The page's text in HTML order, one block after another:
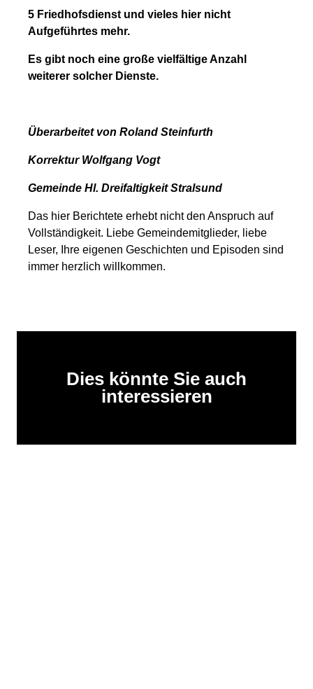
5 Friedhofsdienst und vieles hier nicht
Aufgeführtes mehr.
Es gibt noch eine große vielfältige Anzahl
weiterer solcher Dienste.
Überarbeitet von Roland Steinfurth
Korrektur Wolfgang Vogt
Gemeinde Hl. Dreifaltigkeit Stralsund
Das hier Berichtete erhebt nicht den Anspruch auf
Vollständigkeit. Liebe Gemeindemitglieder, liebe
Leser, Ihre eigenen Geschichten und Episoden sind
immer herzlich willkommen.
Dies könnte Sie auch
interessieren